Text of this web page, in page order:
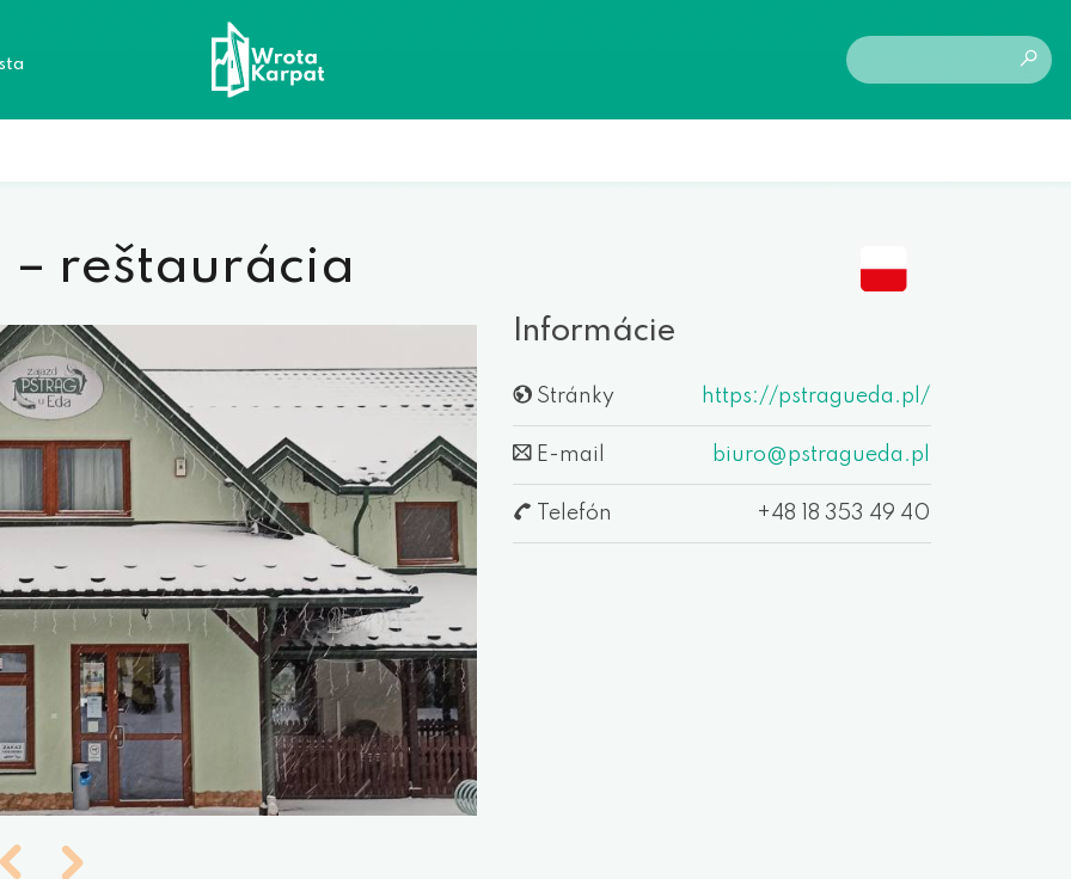
– reštaurácia
Informácie
Stránky https://pstragueda.pl/
E-mail biuro@pstragueda.pl
Telefón +48 18 353 49 40